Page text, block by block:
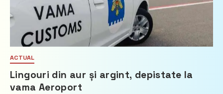
ACTUAL
Lingouri din aur și argint, depistate la
vama Aeroport